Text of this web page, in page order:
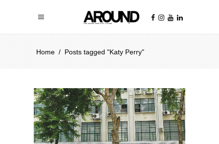
Home / Posts tagged "Katy Perry"